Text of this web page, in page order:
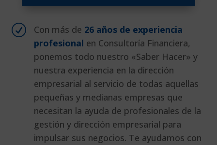
R Con más de 26 años de experiencia
profesional en Consultoría Financiera,
ponemos todo nuestro «Saber Hacer» y
nuestra experiencia en la dirección
empresarial al servicio de todas aquellas
pequeñas y medianas empresas que
necesitan la ayuda de profesionales de la
gestión y dirección empresarial para
impulsar sus negocios. Te ayudamos con